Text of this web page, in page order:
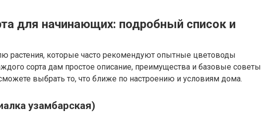
для начинающих: подробный список и
растения, которые часто рекомендуют опытные цветоводы
сорта дам простое описание, преимущества и базовые советы
выбрать то, что ближе по настроению и условиям дома.
узамбарская)